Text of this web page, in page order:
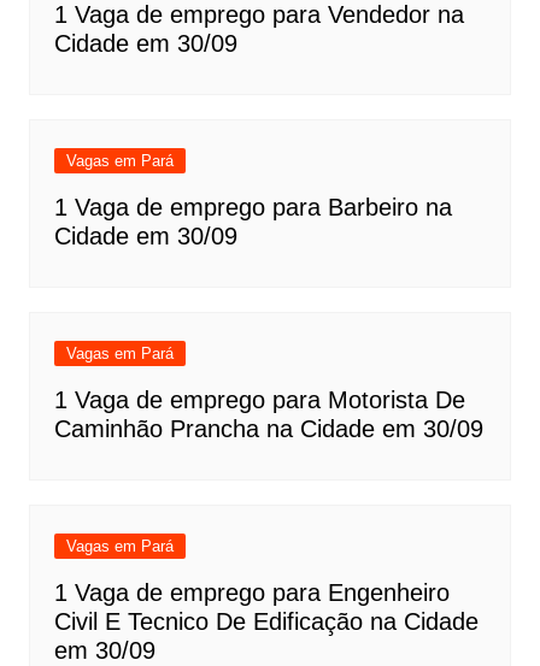
1 Vaga de emprego para Vendedor na
Cidade em 30/09
Vagas em Pará
1 Vaga de emprego para Barbeiro na
Cidade em 30/09
Vagas em Pará
1 Vaga de emprego para Motorista De
Caminhão Prancha na Cidade em 30/09
Vagas em Pará
1 Vaga de emprego para Engenheiro
Civil E Tecnico De Edificação na Cidade
em 30/09